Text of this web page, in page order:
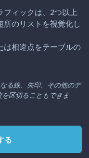
フィックは、2つ以上
のリストを視覚化し
は相違点をテーブルの
る線、矢印、その他のデ
区切ることもできま
る